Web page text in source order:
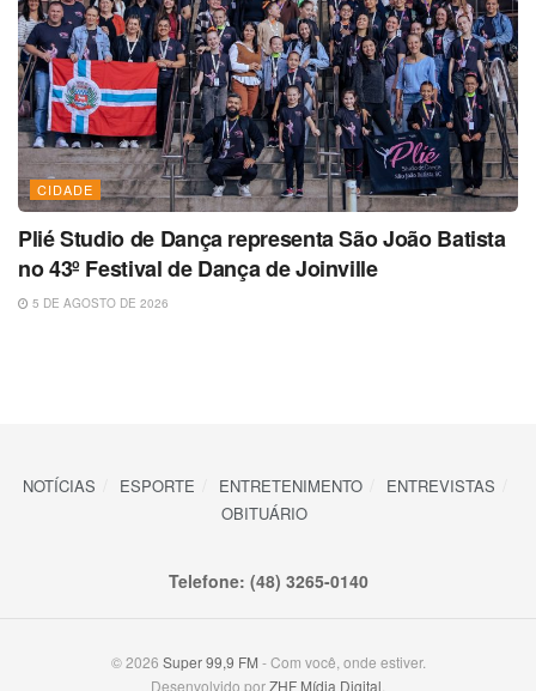
CIDADE
Plié Studio de Dança representa São João Batista
no 43º Festival de Dança de Joinville
5 DE AGOSTO DE 2026
NOTÍCIAS ESPORTE ENTRETENIMENTO
ENTREVISTAS
OBITUÁRIO
Telefone: (48) 3265-0140
© 2026 Super 99,9 FM - Com você, onde estiver.
Desenvolvido porZHF Mídia Digital